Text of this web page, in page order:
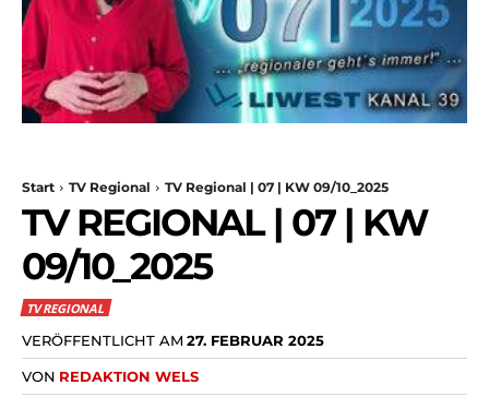
Start TV Regional TV Regional | 07 | KW 09/10_2025
TV REGIONAL | 07 | KW
09/10_2025
TV REGIONAL
VERÖFFENTLICHT AM 27. FEBRUAR 2025
VON REDAKTION WELS